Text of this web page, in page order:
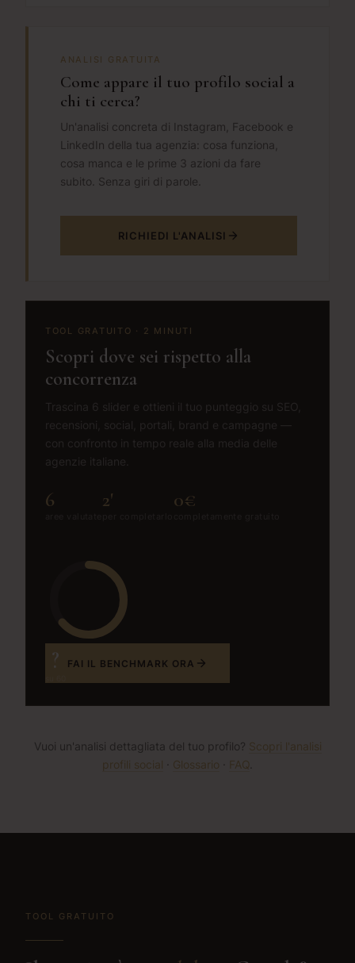
ANALISI GRATUITA
Come appare il tuo profilo social a
chi ti cerca?
Un'analisi concreta di Instagram, Facebook e
LinkedIn della tua agenzia: cosa funziona,
cosa manca e le prime 3 azioni da fare
subito. Senza giri di parole.
RICHIEDI L'ANALISI
TOOL GRATUITO · 2 MINUTI
Scopri dove sei rispetto alla
concorrenza
Trascina 6 slider e ottieni il tuo punteggio su SEO,
recensioni, social, portali, brand e campagne —
con confronto in tempo reale alla media delle
agenzie italiane.
6 2' 0€
? FAI IL BENCHMARK ORA
Vuoi un'analisi dettagliata del tuo profilo? Scopri l'analisi
profili social
· Glossario · FAQ
TOOL GRATUITO